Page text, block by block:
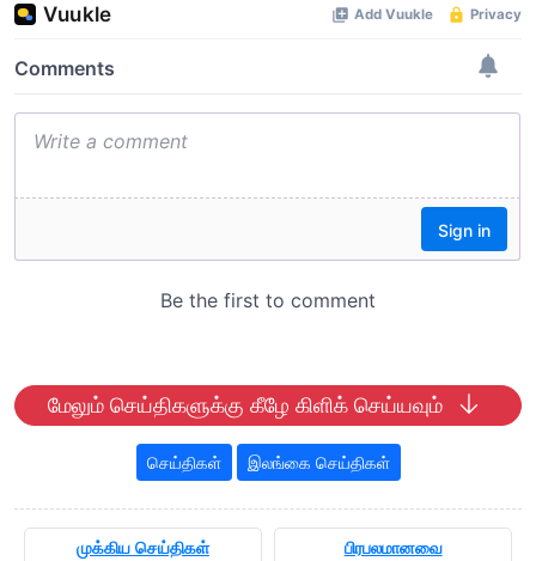
மேலும் செய்திகளுக்கு கீழே கிளிக் செய்யவும்
செய்திகள் இலங்கை செய்திகள்
முக்கிய செய்திகள் பிரபலமானவை